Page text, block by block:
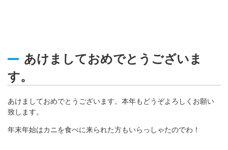
お電話受付時間 9:00〜17:00
あけましておめでとうございま
す。
あけましておめでとうございます。本年もどうぞよろしくお願い
致します。
年末年始はカニを食べに来られた方もいらっしゃたのでわ！